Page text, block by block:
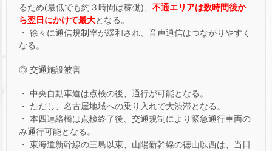
るため(最低でも約３時間は稼働)、 不通エリアは数時間後か
ら翌日にかけて最大となる。
・ 徐々に通信規制率が緩和され、音声通信はつながりやすく
なる。
◎ 交通施設被害
・ 中央自動車道は点検の後、通行が可能となる。
・ ただし、名古屋地域への乗り入れで大渋滞となる。
・ 本四連絡橋は点検終了後、交通規制により緊急通行車両の
み通行可能となる。
・ 東海道新幹線の三島以東、山陽新幹線の徳山以西は、当日